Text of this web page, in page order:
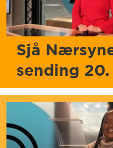
Sjå
sending